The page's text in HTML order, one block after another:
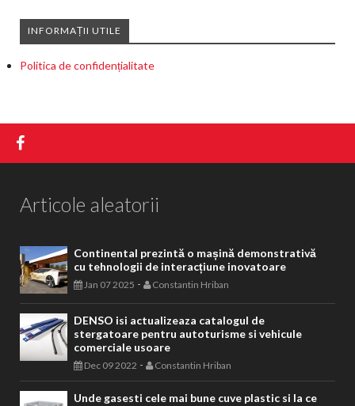
INFORMAȚII UTILE
Politica de confidențialitate
Articole aleatorii
Continental prezintă o mașină demonstrativă
cu tehnologii de interacțiune inovatoare
Jan 07 2025 - Constantin Hriban
DENSO isi actualizeaza catalogul de
stergatoare pentru autoturisme si vehicule
comerciale usoare
Dec 09 2022 - Constantin Hriban
Unde gasesti cele mai bune cuve plastic si la ce